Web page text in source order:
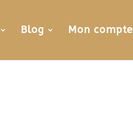
Blog Mon compte